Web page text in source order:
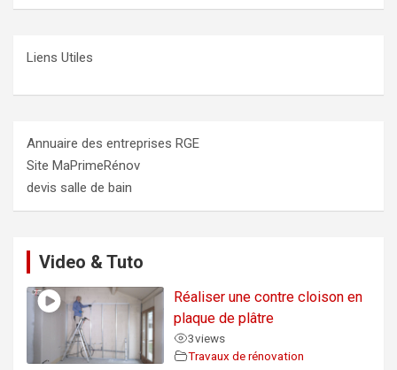
Liens Utiles
Annuaire des entreprises RGE
Site MaPrimeRénov
devis salle de bain
Video & Tuto
Réaliser une contre cloison en
plaque de plâtre
3views
Travaux de rénovation